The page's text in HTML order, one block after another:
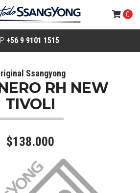
+56 9 9101 1515
0
Ssangyong
RH NEW
TIVOLI
$138.000